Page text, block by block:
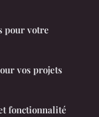
pour votre
vos projets
fonctionnalité